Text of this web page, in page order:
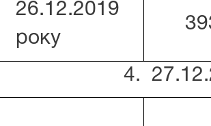
26.12.2019
року
4.